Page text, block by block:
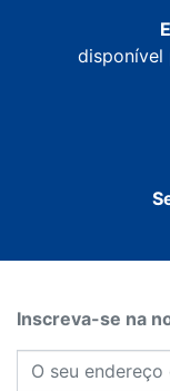
disponível
Inscreva-se na